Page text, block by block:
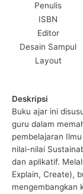
Penulis
ISBN
Editor
Desain Sampul
Layout
Deskripsi
Buku ajar ini
guru dalam
pembelajaran
nilai-nilai
dan aplikatif.
Explain, Create),
mengembangkan